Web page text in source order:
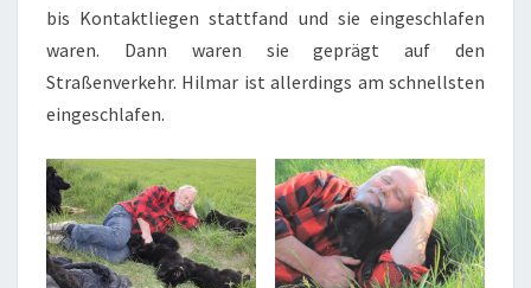
bis Kontaktliegen stattfand und sie eingeschlafen
waren. Dann waren sie geprägt auf den
Straßenverkehr. Hilmar ist allerdings am schnellsten
eingeschlafen.